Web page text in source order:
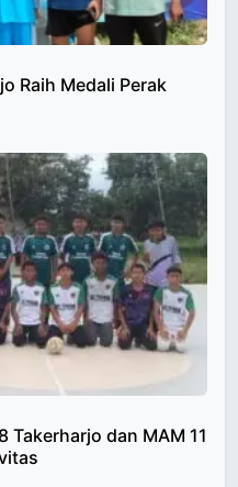
Raih Medali Perak
Takerharjo dan MAM 11